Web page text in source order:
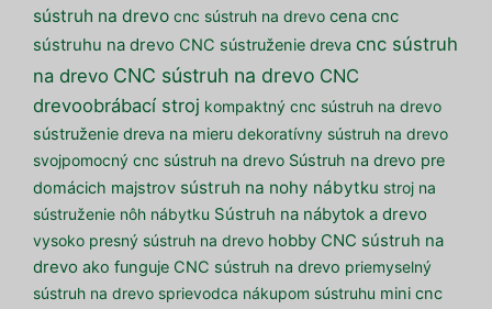
sústruh na drevo cnc sústruh na drevo cena cnc
sústruhu na drevo CNC sústruženie dreva cnc sústruh
na drevo CNC sústruh na drevo CNC
drevoobrábací stroj kompaktný cnc sústruh na drevo
sústruženie dreva na mieru dekoratívny sústruh na drevo
svojpomocný cnc sústruh na drevo Sústruh na drevo pre
domácich majstrov sústruh na nohy nábytku stroj na
sústruženie nôh nábytku Sústruh na nábytok a drevo
vysoko presný sústruh na drevo hobby CNC sústruh na
drevo ako funguje CNC sústruh na drevo priemyselný
sústruh na drevo sprievodca nákupom sústruhu mini cnc